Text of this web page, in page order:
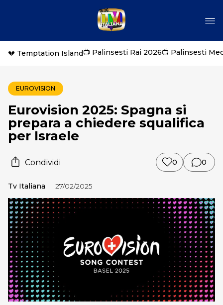
💔 Temptation Island📺 Palinsesti Rai 2026📺 Palinsesti
EUROVISION
Eurovision 2025: Spagna si
prepara a chiedere squalifica
per Israele
Condividi 0 0
Tv Italiana 27/02/2025